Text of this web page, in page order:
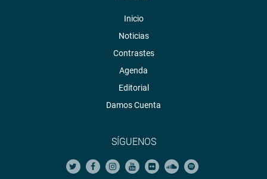
Inicio
Noticias
Contrastes
Agenda
Editorial
Damos Cuenta
SÍGUENOS